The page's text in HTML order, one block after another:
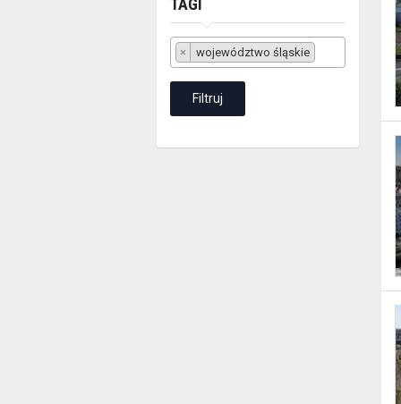
TAGI
Tagi
× województwo śląskie
Filtruj